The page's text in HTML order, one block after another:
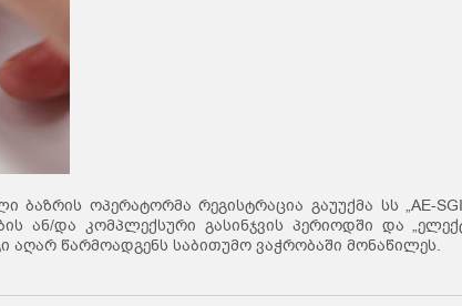
ოპერატორმა რეგისტრაცია გაუუქმა სს „AE-SGI
ან/და კომპლექსური გასინჯვის პერიოდში და
აღარ წარმოადგენს საბითუმო ვაჭრობაში მონაწილეს.